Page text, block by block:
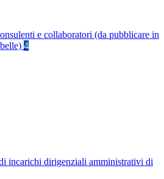
e collaboratori (da pubblicare in
4
incarichi dirigenziali amministrativi di